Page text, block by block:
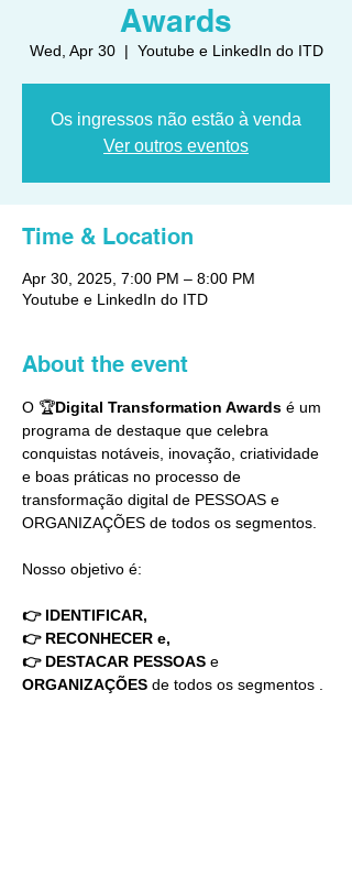
Awards
Wed, Apr 30
  |
Youtube e LinkedIn do ITD
Os ingressos não estão à venda
Ver outros eventos
Time & Location
Apr 30, 2025, 7:00 PM – 8:00 PM
Youtube e LinkedIn do ITD
About the event
O 🏆Digital Transformation Awards é um
programa de destaque que celebra
conquistas notáveis, inovação, criatividade
e boas práticas no processo de
transformação digital de PESSOAS e
ORGANIZAÇÕES de todos os segmentos.
Nosso objetivo é:
👉 IDENTIFICAR,
👉 RECONHECER e,
👉 DESTACAR PESSOAS e
ORGANIZAÇÕES de todos os segmentos .